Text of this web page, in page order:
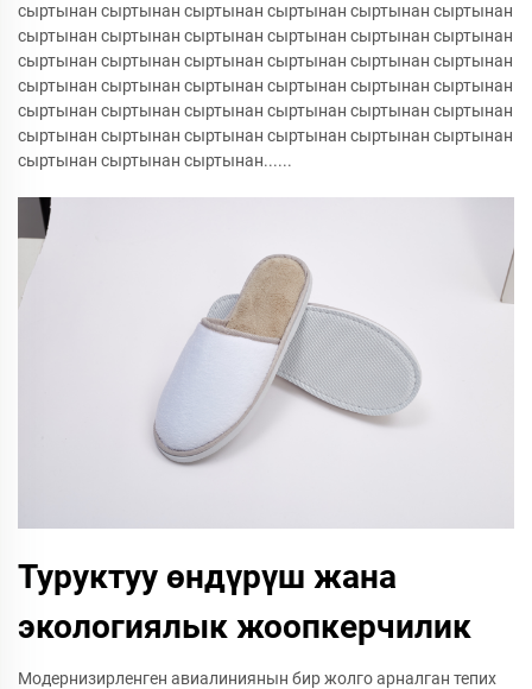
сыртынан сыртынан сыртынан сыртынан сыртынан сыртынан
сыртынан сыртынан сыртынан сыртынан сыртынан сыртынан
сыртынан сыртынан сыртынан сыртынан сыртынан сыртынан
сыртынан сыртынан сыртынан сыртынан сыртынан сыртынан
сыртынан сыртынан сыртынан сыртынан сыртынан сыртынан
сыртынан сыртынан сыртынан сыртынан сыртынан сыртынан
сыртынан сыртынан сыртынан......
Туруктуу өндүрүш жана
экологиялык жоопкерчилик
Модернизирленген авиалиниянын бир жолго арналган тепих